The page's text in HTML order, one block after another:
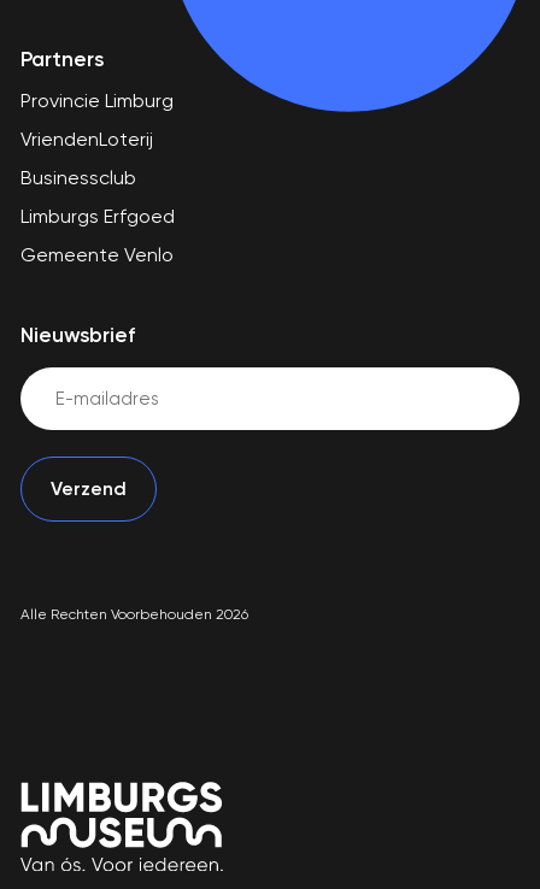
Partners
Provincie Limburg
VriendenLoterij
Businessclub
Limburgs Erfgoed
Gemeente Venlo
Nieuwsbrief
Email
(Vereist)
Alle Rechten Voorbehouden 2026